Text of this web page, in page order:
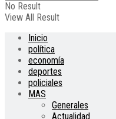
No Result
View All Result
Inicio
política
economía
deportes
policiales
MAS
Generales
Actualidad